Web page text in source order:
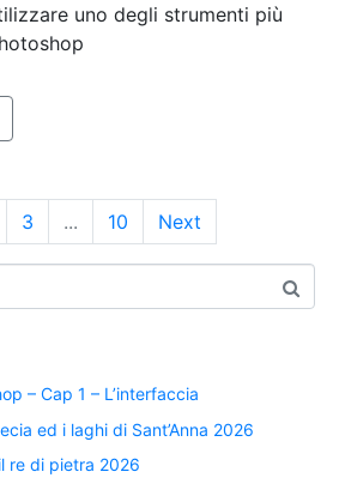
uno degli strumenti più
3 ... 10 Next
– Cap 1 – L’interfaccia
ed i laghi di Sant’Anna 2026
re di pietra 2026